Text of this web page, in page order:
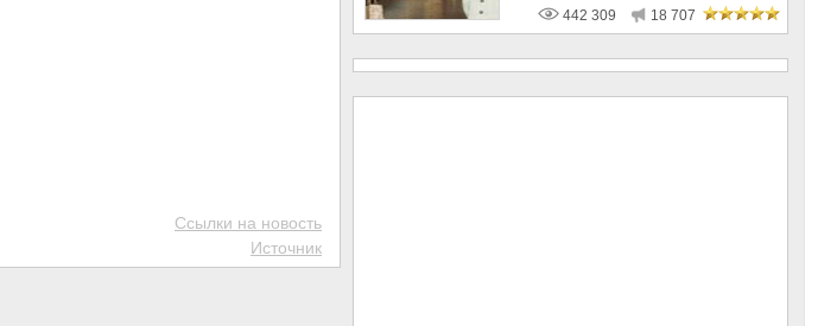
Ссылки на новость
Источник
442 309 18 707